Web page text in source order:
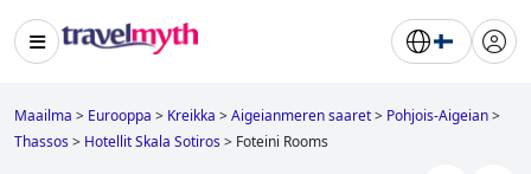
Maailma > Eurooppa > Kreikka >Aigeianmeren saaret> Pohjois-Aigeian>
Thassos> Hotellit Skala Sotiros> Foteini Rooms